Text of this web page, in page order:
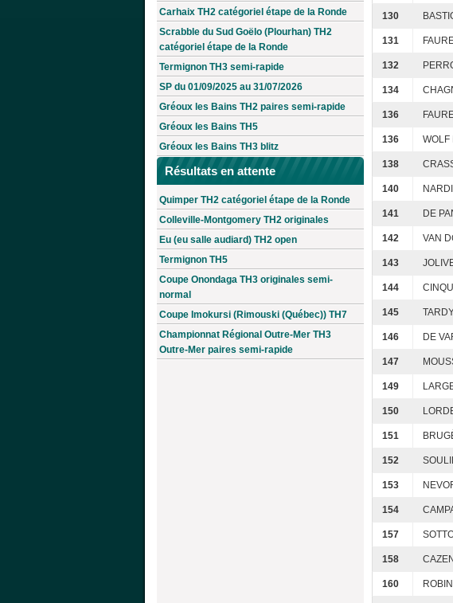
Carhaix TH2 catégoriel étape de la Ronde
Scrabble du Sud Goëlo (Plourhan) TH2
catégoriel étape de la Ronde
Termignon TH3 semi-rapide
SP du 01/09/2025 au 31/07/2026
Gréoux les Bains TH2 paires semi-rapide
Gréoux les Bains TH5
Gréoux les Bains TH3 blitz
Résultats en attente
Quimper TH2 catégoriel étape de la Ronde
Colleville-Montgomery TH2 originales
Eu (eu salle audiard) TH2 open
Termignon TH5
Coupe Onondaga TH3 originales semi-
normal
Coupe Imokursi (Rimouski (Québec)) TH7
Championnat Régional Outre-Mer TH3
Outre-Mer paires semi-rapide
130
131
132
134
136
136 WOLF
138
140
141 DE
142 VAN
143
144
145
146 DE
147
149
150
151
152
153
154
157
158
160